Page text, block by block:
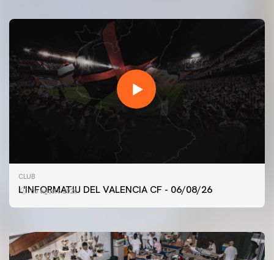
CLUB
L'INFORMATIU DEL VALENCIA CF - 06/08/26
06 agosto 2026
PRIMER EQUIP
ENTRENAMENT DEL VALENCIA CF 6/8/2026